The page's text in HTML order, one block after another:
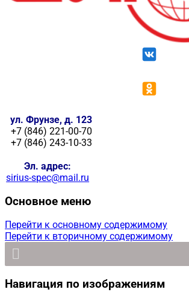
ул. Фрунзе, д. 123
+7 (846) 221-00-70
+7 (846) 243-10-33
Эл. адрес:
sirius-spec@mail.ru
Основное меню
Перейти к основному содержимому
Перейти к вторичному содержимому
Навигация по изображениям